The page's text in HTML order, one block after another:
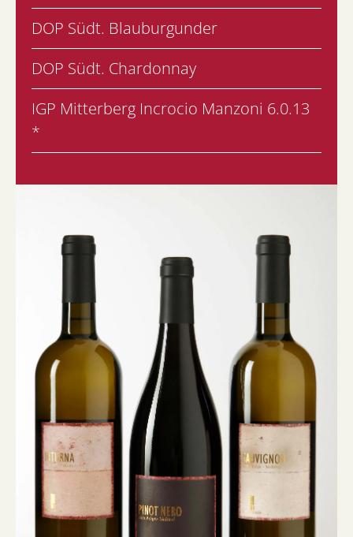
DOP Südt. Blauburgunder
DOP Südt. Chardonnay
IGP Mitterberg Incrocio Manzoni 6.0.13
*